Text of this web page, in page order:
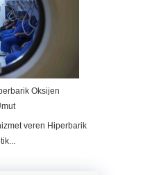
Oksijen
veren Hiperbarik